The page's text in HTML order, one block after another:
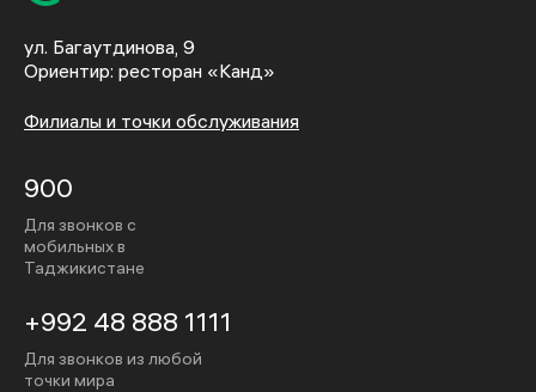
ул. Багаутдинова, 9
Ориентир: ресторан «Канд»
Филиалы и точки обслуживания
900
Для звонков с
мобильных в
Таджикистане
+992 48 888 1111
Для звонков из любой
точки мира